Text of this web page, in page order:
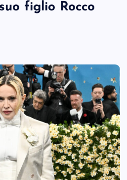
figlio Rocco